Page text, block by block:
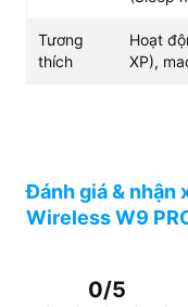
Tương
thích
Hoạt
XP),
Đánh giá & nhận
Wireless W9
0/5